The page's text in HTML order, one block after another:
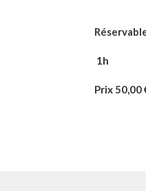
1h
Prix 50,00